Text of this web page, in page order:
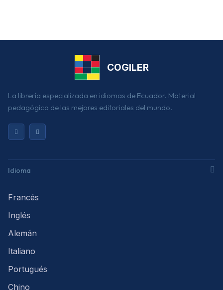
COGILER
La librería especializada en idiomas de Ecuador. Material
pedagógico de las mejores editoriales del mundo.
Idioma
Francés
Inglés
Alemán
Italiano
Portugués
Chino